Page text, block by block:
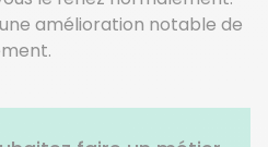
amélioration notable de